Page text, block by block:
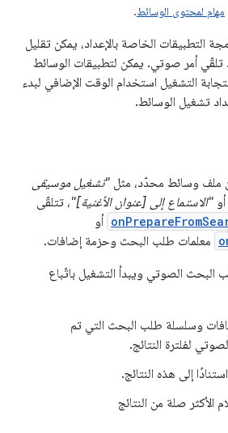
مهام لمحتوى الوسائط.
التطبيقات الخاصة بالإعداد، يمكن تقليل
تلقّي أمر صوتي. يمكن لتطبيقات الوسائط
التشغيل استخدام الوقت الإضافي لبدء
تشغيل الوسائط.
ملف وسائط محدّد، مثل "تشغيل موسيقى
أو "الاستماع إلى [عنوان الأغنية]"، تتلقّى
أو
معلمات طلب البحث وحزمة إضافات.
الصوتي ويبدأ التشغيل باتّباع
وسلسلة طلب البحث التي تم
لفلترة النتائج.
إلى هذه النتائج.
الأكثر صلة من النتائج